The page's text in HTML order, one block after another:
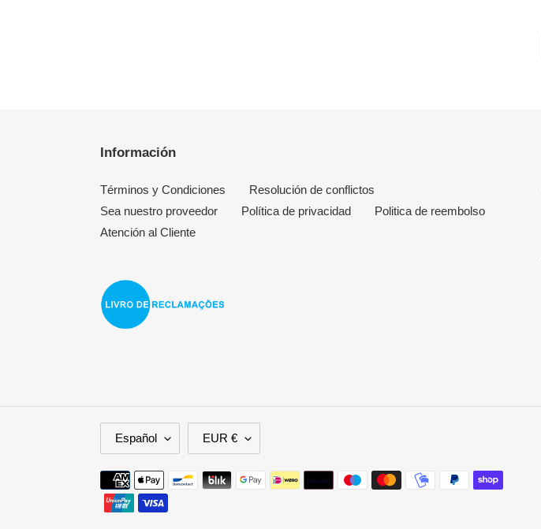
Información
Términos y Condiciones
Resolución de conflictos
Sea nuestro proveedor
Política de privacidad
Politica de reembolso
Atención al Cliente
D
I
O
M
Español
O
N
E
EUR €
Métodos
de
pago